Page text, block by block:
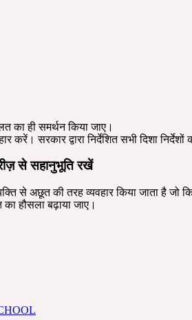
का ही समर्थन किया जाए।
सरकार द्वारा निर्देशित सभी दिशा निर्देशों
से सहानुभूति रखें
से अछूत की तरह व्यवहार किया जाता है
हौसला बढ़ाया जाए।